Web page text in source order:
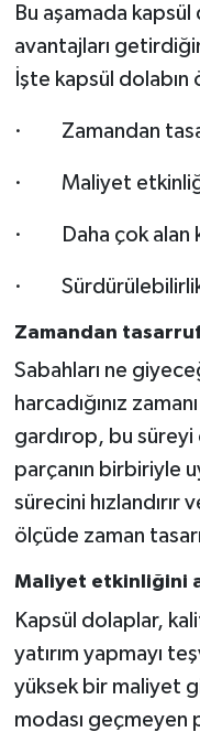
Bu aşamada
avantajları
İşte kapsül dolabın
· Zamandan
· Maliyet
· Daha çok alan
· Sürdürülebilirlik
Zamandan
Sabahları ne
harcadığınız
gardırop, bu
parçanın birbiriyle
sürecini
ölçüde zaman
Maliyet
Kapsül dolaplar,
yatırım yapmayı
yüksek bir maliyet
modası geçmeyen